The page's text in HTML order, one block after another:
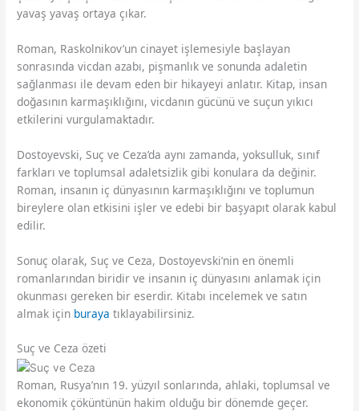
yavaş yavaş ortaya çıkar.
Roman, Raskolnikov’un cinayet işlemesiyle başlayan
sonrasında vicdan azabı, pişmanlık ve sonunda adaletin
sağlanması ile devam eden bir hikayeyi anlatır. Kitap, insan
doğasının karmaşıklığını, vicdanın gücünü ve suçun yıkıcı
etkilerini vurgulamaktadır.
Dostoyevski, Suç ve Ceza’da aynı zamanda, yoksulluk, sınıf
farkları ve toplumsal adaletsizlik gibi konulara da değinir.
Roman, insanın iç dünyasının karmaşıklığını ve toplumun
bireylere olan etkisini işler ve edebi bir başyapıt olarak kabul
edilir.
Sonuç olarak, Suç ve Ceza, Dostoyevski’nin en önemli
romanlarından biridir ve insanın iç dünyasını anlamak için
okunması gereken bir eserdir. Kitabı incelemek ve satın
almak için buraya tıklayabilirsiniz.
Suç ve Ceza özeti
Roman, Rusya’nın 19. yüzyıl sonlarında, ahlaki, toplumsal ve
ekonomik çöküntünün hakim olduğu bir dönemde geçer.